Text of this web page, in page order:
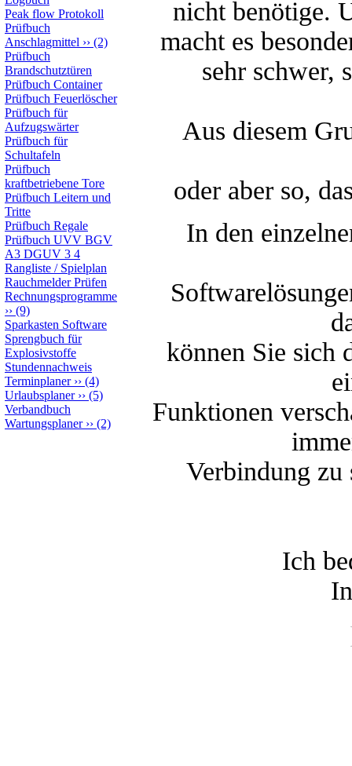
Peak flow Protokoll
Prüfbuch
Anschlagmittel ›› (2)
Prüfbuch
Brandschutztüren
Prüfbuch Container
Prüfbuch Feuerlöscher
Prüfbuch für
Aufzugswärter
Prüfbuch für
Schultafeln
Prüfbuch
kraftbetriebene Tore
Prüfbuch Leitern und
Tritte
Prüfbuch Regale
Prüfbuch UVV BGV
A3 DGUV 3 4
Rangliste / Spielplan
Rauchmelder Prüfen
Rechnungsprogramme
›› (9)
Sparkasten Software
Sprengbuch für
Explosivstoffe
Stundennachweis
Terminplaner›› (4)
Urlaubsplaner›› (5)
Verbandbuch
Wartungsplaner›› (2)
nicht benötige.
macht es
sehr schwer,
Aus diesem
oder aber so,
In den
können Sie sich
Funktionen
Verbindung zu
Ich